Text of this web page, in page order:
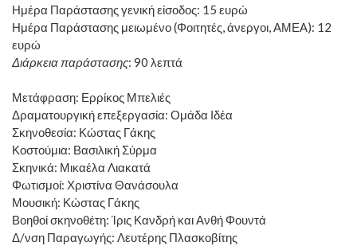
Ημέρα Παράστασης γενική είσοδος: 15 ευρώ
Ημέρα Παράστασης μειωμένο (Φοιτητές, άνεργοι, ΑΜΕΑ): 12
ευρώ
Διάρκεια παράστασης: 90 λεπτά
Μετάφραση: Ερρίκος Μπελιές
Δραματουργική επεξεργασία: Ομάδα Ιδέα
Σκηνοθεσία: Κώστας Γάκης
Κοστούμια: Βασιλική Σύρμα
Σκηνικά: Μικαέλα Λιακατά
Φωτισμοί: Χριστίνα Θανάσουλα
Μουσική: Κώστας Γάκης
Βοηθοί σκηνοθέτη: Ίρις Κανδρή και Ανθή Φουντά
Δ/νση Παραγωγής: Λευτέρης Πλασκοβίτης